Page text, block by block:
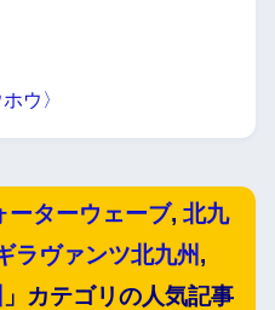
ウ〉
ーターウェーブ, 北九
ラヴァンツ北九州,
」カテゴリの人気記事